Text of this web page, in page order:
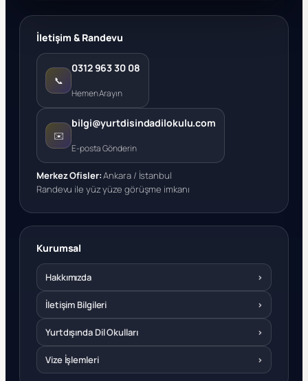
İletişim & Randevu
📞
0312 963 30 08
Hemen Arayın
✉️
bilgi@yurtdisindadilokulu.com
E-posta Gönderin
Merkez Ofisler:Ankara / İstanbul
Randevu ile yüz yüze görüşme imkanı
Kurumsal
Hakkımızda ›
İletişim Bilgileri ›
Yurtdışında Dil Okulları ›
Vize İşlemleri ›